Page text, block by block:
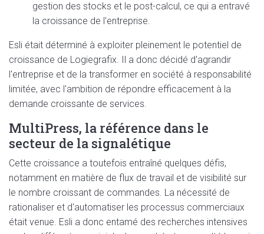
gestion des stocks et le post-calcul, ce qui a entravé
la croissance de l'entreprise.
Esli était déterminé à exploiter pleinement le potentiel de
croissance de Logiegrafix. Il a donc décidé d'agrandir
l'entreprise et de la transformer en société à responsabilité
limitée, avec l'ambition de répondre efficacement à la
demande croissante de services.
MultiPress, la référence dans le
secteur de la signalétique
Cette croissance a toutefois entraîné quelques défis,
notamment en matière de flux de travail et de visibilité sur
le nombre croissant de commandes. La nécessité de
rationaliser et d'automatiser les processus commerciaux
était venue. Esli a donc entamé des recherches intensives